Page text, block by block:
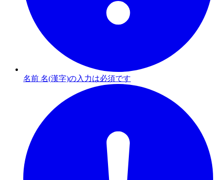
名前 名(漢字)の入力は必須です